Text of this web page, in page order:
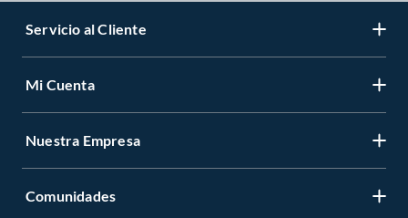
Servicio al Cliente
Mi Cuenta
Nuestra Empresa
Comunidades